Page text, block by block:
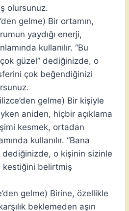
olursunuz.
gelme) Bir ortamın,
yaydığı enerji,
kullanılır. “Bu
çok güzel” dediğinizde, o
çok beğendiğinizi
gelme) Bir kişiyle
aniden, hiçbir açıklama
kesmek, ortadan
kullanılır. “Bana
dediğinizde, o kişinin sizinle
kestiğini belirtmiş
gelme) Birine, özellikle
beklemeden aşırı